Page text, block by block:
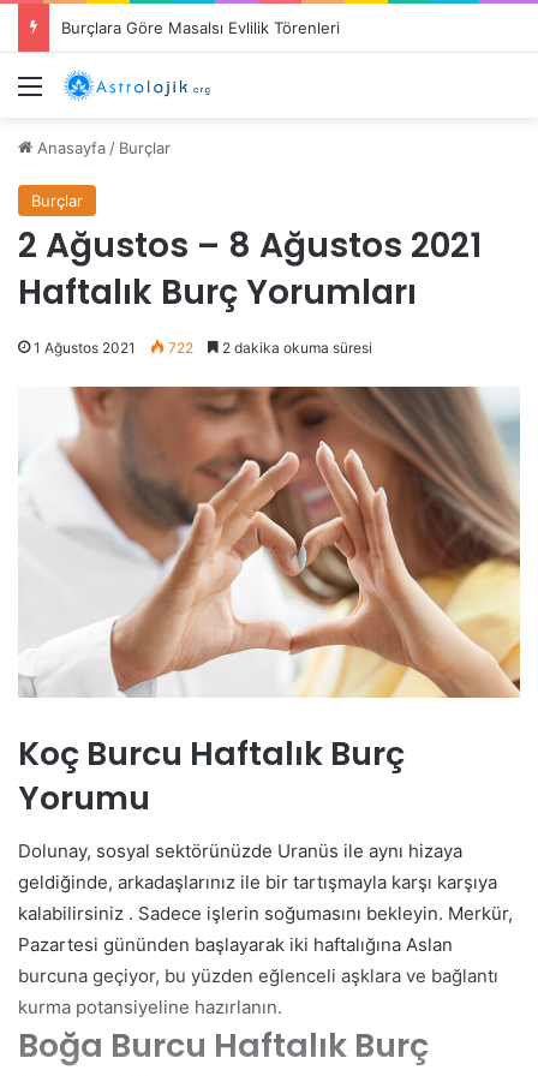
Burçlara Göre Masalsı Evlilik Törenleri
Menü
Anasayfa / Burçlar
Burçlar
2 Ağustos – 8 Ağustos 2021
Haftalık Burç Yorumları
1 Ağustos 2021 722 2 dakika okuma süresi
Koç Burcu Haftalık Burç
Yorumu
Dolunay, sosyal sektörünüzde Uranüs ile aynı hizaya
geldiğinde, arkadaşlarınız ile bir tartışmayla karşı karşıya
kalabilirsiniz . Sadece işlerin soğumasını bekleyin. Merkür,
Pazartesi gününden başlayarak iki haftalığına Aslan
burcuna geçiyor, bu yüzden eğlenceli aşklara ve bağlantı
kurma potansiyeline hazırlanın.
Boğa Burcu Haftalık Burç